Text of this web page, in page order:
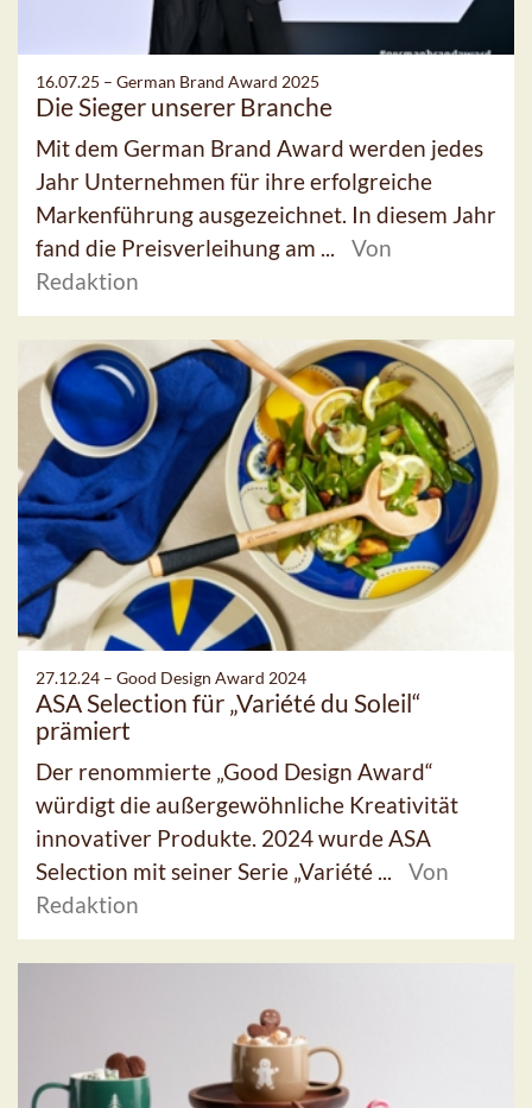
16.07.25 – German Brand Award 2025
Die Sieger unserer Branche
Mit dem German Brand Award werden jedes
Jahr Unternehmen für ihre erfolgreiche
Markenführung ausgezeichnet. In diesem Jahr
fand die Preisverleihung am ...
Von
Redaktion
27.12.24 – Good Design Award 2024
ASA Selection für „Variété du Soleil“
prämiert
Der renommierte „Good Design Award“
würdigt die außergewöhnliche Kreativität
innovativer Produkte. 2024 wurde ASA
Selection mit seiner Serie „Variété ...
Von
Redaktion